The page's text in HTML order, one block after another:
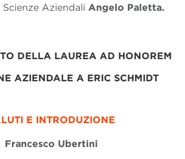
Aziendali Angelo Paletta.
DELLA LAUREA AD HONOREM
AZIENDALE A ERIC SCHMIDT
E INTRODUZIONE
Francesco Ubertini